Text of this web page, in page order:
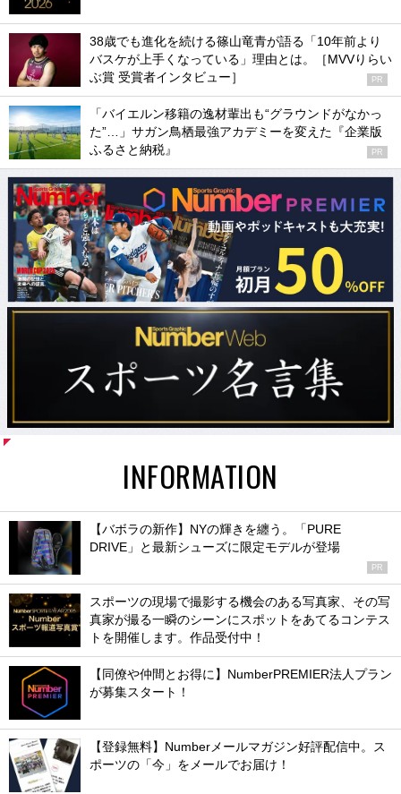
38歳でも進化を続ける篠山竜青が語る「10年前より
バスケが上手くなっている」理由とは。［MVVりらい
ぶ賞 受賞者インタビュー］
PR
「バイエルン移籍の逸材輩出も“グラウンドがなかっ
た”…」サガン鳥栖最強アカデミーを変えた『企業版
ふるさと納税』
PR
INFORMATION
【バボラの新作】NYの輝きを纏う。「PURE
DRIVE」と最新シューズに限定モデルが登場
PR
スポーツの現場で撮影する機会のある写真家、その写
真家が撮る一瞬のシーンにスポットをあてるコンテス
トを開催します。作品受付中！
【同僚や仲間とお得に】NumberPREMIER法人プラン
が募集スタート！
【登録無料】Numberメールマガジン好評配信中。ス
ポーツの「今」をメールでお届け！